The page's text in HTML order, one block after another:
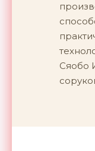
Сяобо